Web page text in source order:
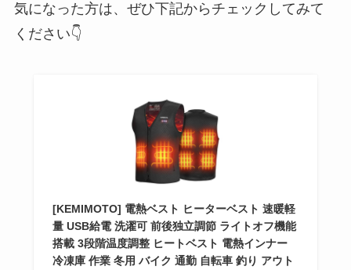
気になった方は、ぜひ下記からチェックしてみて
ください👇
[KEMIMOTO] 電熱ベスト ヒーターベスト 速暖軽
量 USB給電 洗濯可 前後独立調節 ライトオフ機能
搭載 3段階温度調整 ヒートベスト 電熱インナー
冷凍庫 作業 冬用 バイク 通勤 自転車 釣り アウト